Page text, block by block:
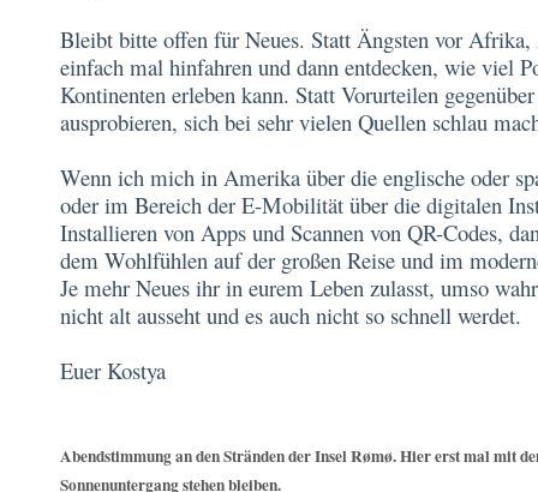
Bleibt bitte offen für Neues. Statt Ängsten vor
einfach mal hinfahren und dann entdecken, wie viel
Kontinenten erleben kann. Statt Vorurteilen
ausprobieren, sich bei sehr vielen Quellen schlau
Wenn ich mich in Amerika über die englische oder
oder im Bereich der E-Mobilität über die digitalen
Installieren von Apps und Scannen von QR-Codes,
dem Wohlfühlen auf der großen Reise und im
Je mehr Neues ihr in eurem Leben zulasst, umso
nicht alt ausseht und es auch nicht so schnell werdet.
Euer Kostya
Abendstimmung an den Stränden der Insel Rømø. Hier erst mal mit
Sonnenuntergang stehen bleiben.